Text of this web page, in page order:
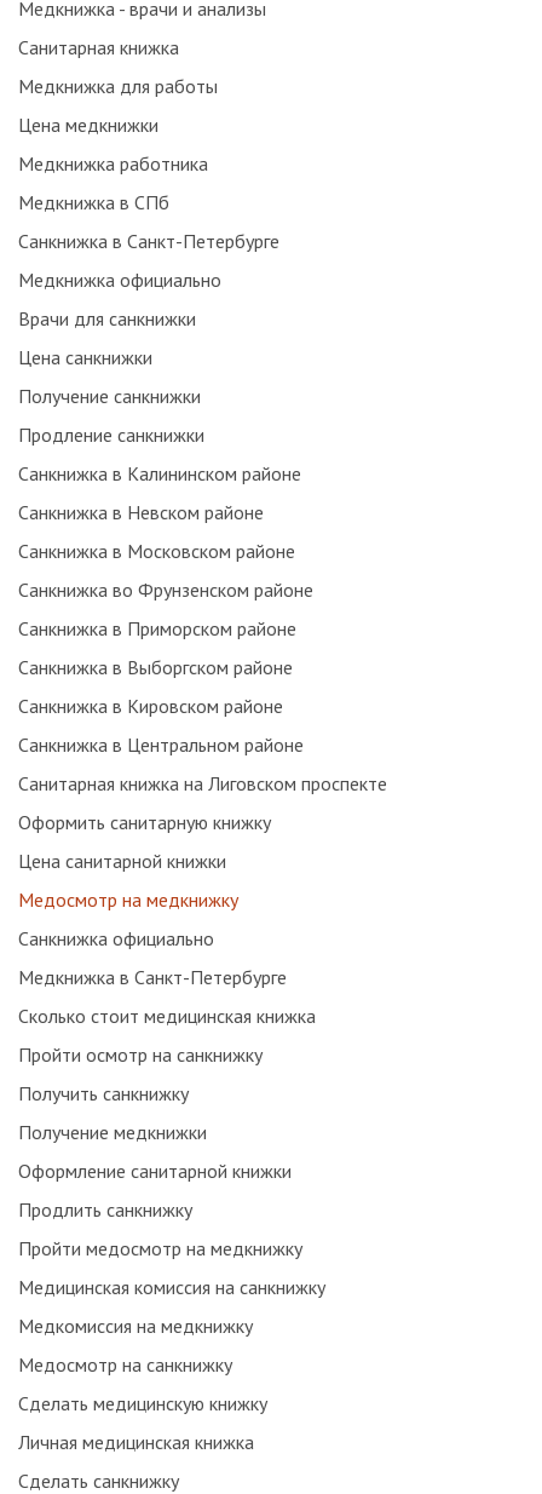
Медкнижка - врачи и анализы
Санитарная книжка
Медкнижка для работы
Цена медкнижки
Медкнижка работника
Медкнижка в СПб
Санкнижка в Санкт-Петербурге
Медкнижка официально
Врачи для санкнижки
Цена санкнижки
Получение санкнижки
Продление санкнижки
Санкнижка в Калининском районе
Санкнижка в Невском районе
Санкнижка в Московском районе
Санкнижка во Фрунзенском районе
Санкнижка в Приморском районе
Санкнижка в Выборгском районе
Санкнижка в Кировском районе
Санкнижка в Центральном районе
Санитарная книжка на Лиговском проспекте
Оформить санитарную книжку
Цена санитарной книжки
Медосмотр на медкнижку
Санкнижка официально
Медкнижка в Санкт-Петербурге
Сколько стоит медицинская книжка
Пройти осмотр на санкнижку
Получить санкнижку
Получение медкнижки
Оформление санитарной книжки
Продлить санкнижку
Пройти медосмотр на медкнижку
Медицинская комиссия на санкнижку
Медкомиссия на медкнижку
Медосмотр на санкнижку
Сделать медицинскую книжку
Личная медицинская книжка
Сделать санкнижку